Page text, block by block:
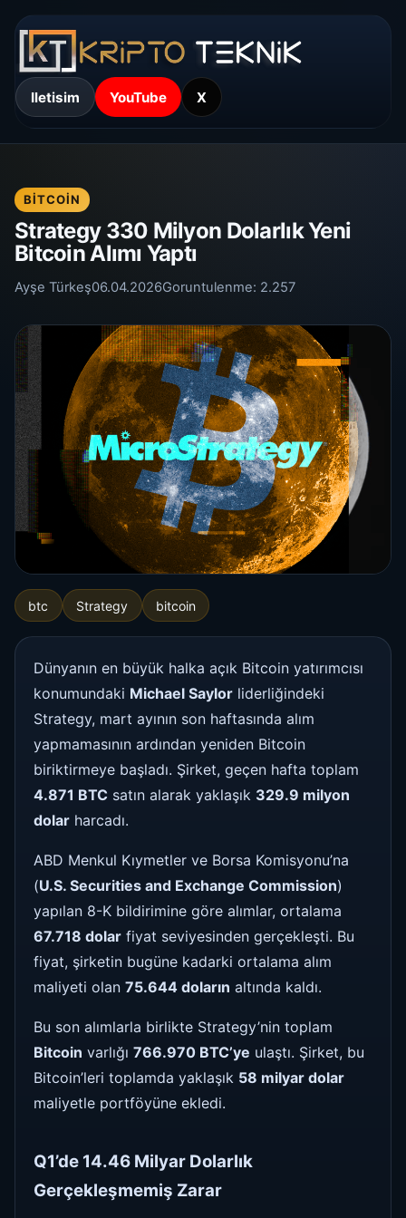
Iletisim YouTube X
BITCOIN
Strategy 330 Milyon Dolarlık Yeni
Bitcoin Alımı Yaptı
Ayşe Türkeş06.04.2026Goruntulenme: 2.257
btc Strategy bitcoin
Dünyanın en büyük halka açık Bitcoin yatırımcısı
konumundaki Michael Saylor liderliğindeki
Strategy, mart ayının son haftasında alım
yapmamasının ardından yeniden Bitcoin
biriktirmeye başladı. Şirket, geçen hafta toplam
4.871 BTC satın alarak yaklaşık 329.9 milyon
dolar harcadı.
ABD Menkul Kıymetler ve Borsa Komisyonu’na
(U.S. Securities and Exchange Commission)
yapılan 8-K bildirimine göre alımlar, ortalama
67.718 dolar fiyat seviyesinden gerçekleşti. Bu
fiyat, şirketin bugüne kadarki ortalama alım
maliyeti olan 75.644 doların altında kaldı.
Bu son alımlarla birlikte Strategy’nin toplam
Bitcoin varlığı 766.970 BTC’ye ulaştı. Şirket, bu
Bitcoin’leri toplamda yaklaşık 58 milyar dolar
maliyetle portföyüne ekledi.
Q1’de 14.46 Milyar Dolarlık
Gerçekleşmemiş Zarar